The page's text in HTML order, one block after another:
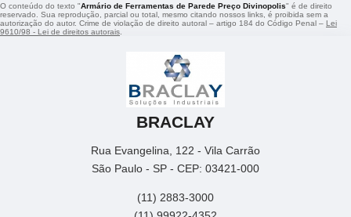
O conteúdo do texto "Armário de Ferramentas de Parede Preço Divinopolis" é de direito
reservado. Sua reprodução, parcial ou total, mesmo citando nossos links, é proibida sem a
autorização do autor. Crime de violação de direito autoral – artigo 184 do Código Penal – Lei
9610/98 - Lei de direitos autorais
BRACLAY
Rua Evangelina, 122 - Vila Carrão
São Paulo - SP - CEP: 03421-000
(11) 2883-3000